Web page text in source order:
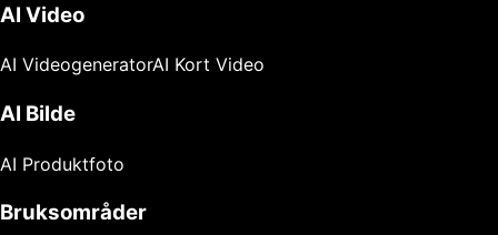
AI Video
AI VideogeneratorAI Kort Video
AI Bilde
AI Produktfoto
Bruksområder